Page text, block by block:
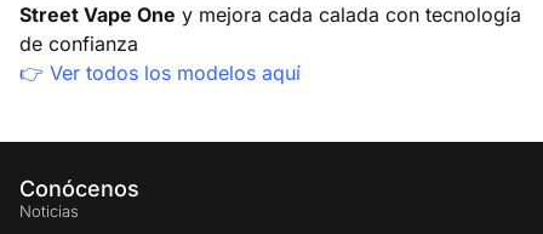
Street Vape One y mejora cada calada con tecnología
de confianza
👉 Ver todos los modelos aquí
Conócenos
Noticias